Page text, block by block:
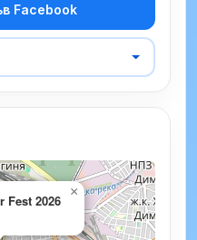
Facebook
Fest 2026
×